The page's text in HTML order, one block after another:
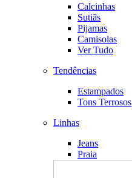
Calcinhas
Sutiãs
Pijamas
Camisolas
Ver Tudo
Tendências
Estampados
Tons Terrosos
Linhas
Jeans
Praia